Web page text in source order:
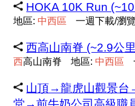
HOKA 10K Run
地區: 中西區 一週下載/瀏
西高山南脊 (~2.9公
西高山南脊 地區: 中西區
山頂→龍虎山觀景